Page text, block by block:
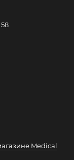
Medical